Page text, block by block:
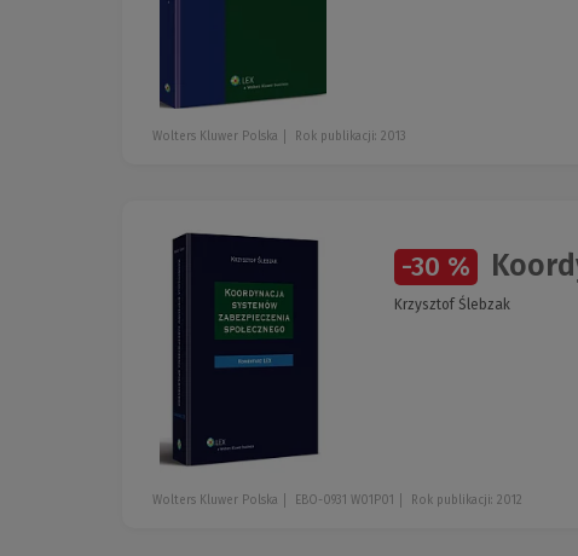
Wolters Kluwer Polska Rok publikacji: 2013
-30 %
Krzysztof Ślebzak
Wolters Kluwer Polska EBO-0931 W01P01 Rok publikacji: 2012